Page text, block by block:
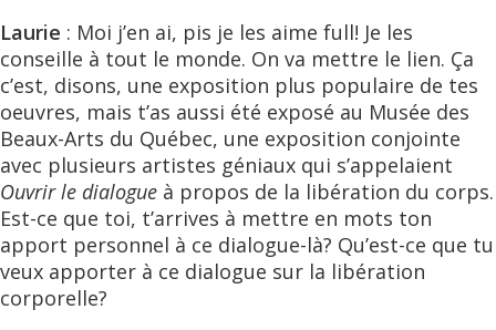
Laurie : Moi j’en ai, pis je les aime full! Je les
conseille à tout le monde. On va mettre le lien. Ça
c’est, disons, une exposition plus populaire de tes
oeuvres, mais t’as aussi été exposé au Musée des
Beaux-Arts du Québec, une exposition conjointe
avec plusieurs artistes géniaux qui s’appelaient
Ouvrir le dialogue à propos de la libération du corps.
Est-ce que toi, t’arrives à mettre en mots ton
apport personnel à ce dialogue-là? Qu’est-ce que tu
veux apporter à ce dialogue sur la libération
corporelle?